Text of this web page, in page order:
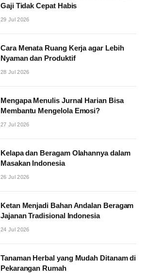
Gaji Tidak Cepat Habis
29 Jul 2026
Cara Menata Ruang Kerja agar Lebih
Nyaman dan Produktif
28 Jul 2026
Mengapa Menulis Jurnal Harian Bisa
Membantu Mengelola Emosi?
27 Jul 2026
Kelapa dan Beragam Olahannya dalam
Masakan Indonesia
26 Jul 2026
Ketan Menjadi Bahan Andalan Beragam
Jajanan Tradisional Indonesia
24 Jul 2026
Tanaman Herbal yang Mudah Ditanam di
Pekarangan Rumah